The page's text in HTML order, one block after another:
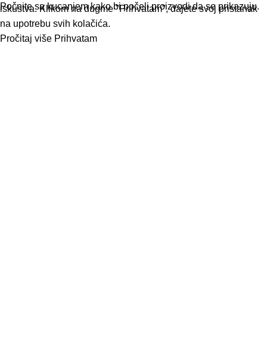
Počnite sa kucanjem kako bi počeli proizvodi da se prikazuju.
iskustva. Klikom na dugme "Prihvatam", dajete svoj pristanak
na upotrebu svih kolačića.
Pročitaj više Prihvatam